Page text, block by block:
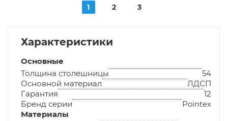
1 2 3
Характеристики
Основные
Толщина столешницы
54
Основной материал
ЛДСП
Гарантия
12
Бренд серии
Pointex
Материалы